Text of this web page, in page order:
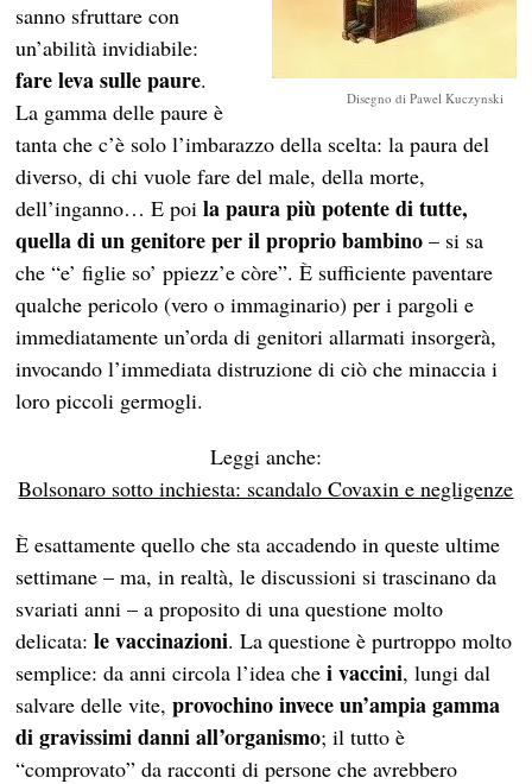
Disegno di Pawel Kuczynski
sanno sfruttare con
un’abilità invidiabile:
fare leva sulle paure.
La gamma delle paure è
tanta che c’è solo l’imbarazzo della scelta: la paura del
diverso, di chi vuole fare del male, della morte,
dell’inganno… E poila paura più potente di tutte,
quella di un genitore per il proprio bambino – si sa
che “e’ figlie so’ ppiezz’e còre”. È sufficiente paventare
qualche pericolo (vero o immaginario) per i pargoli e
immediatamente un’orda di genitori allarmati insorgerà,
invocando l’immediata distruzione di ciò che minaccia i
loro piccoli germogli.
Leggi anche:
Bolsonaro sotto inchiesta: scandalo Covaxin e negligenze
È esattamente quello che sta accadendo in queste ultime
settimane – ma, in realtà, le discussioni si trascinano da
svariati anni – a proposito di una questione molto
delicata:le vaccinazioni. La questione è purtroppo molto
semplice: da anni circola l’idea chei vaccini, lungi dal
salvare delle vite,provochino invece un’ampia gamma
di gravissimi danni all’organismo; il tutto è
“comprovato” da racconti di persone che avrebbero